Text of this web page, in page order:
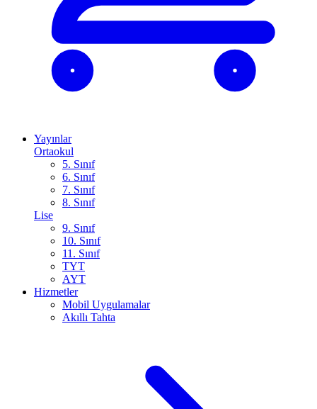
Yayınlar
Ortaokul
5. Sınıf
6. Sınıf
7. Sınıf
8. Sınıf
Lise
9. Sınıf
10. Sınıf
11. Sınıf
TYT
AYT
Hizmetler
Mobil Uygulamalar
Akıllı Tahta